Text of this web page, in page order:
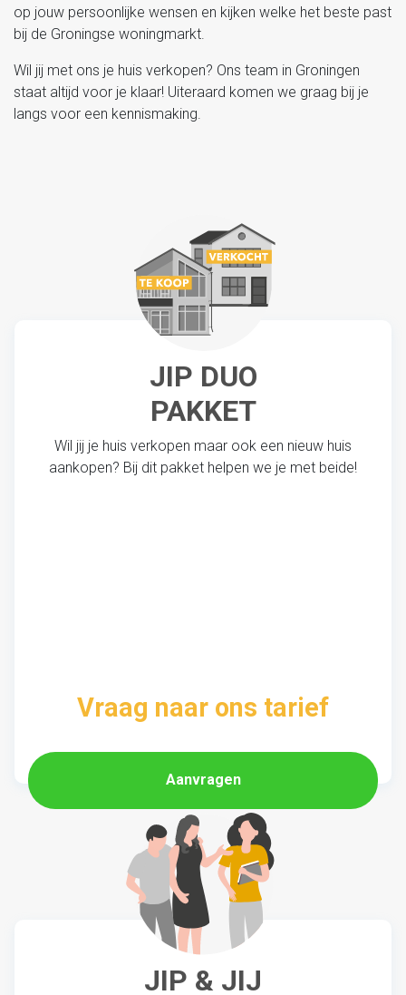
op jouw persoonlijke wensen en kijken welke het beste past
bij de Groningse woningmarkt.
Wil jij met ons je huis verkopen? Ons team in Groningen
staat altijd voor je klaar! Uiteraard komen we graag bij je
langs voor een kennismaking.
JIP DUO
PAKKET
Wil jij je huis verkopen maar ook een nieuw huis
aankopen? Bij dit pakket helpen we je met beide!
Vraag naar ons tarief
Aanvragen
JIP & JIJ